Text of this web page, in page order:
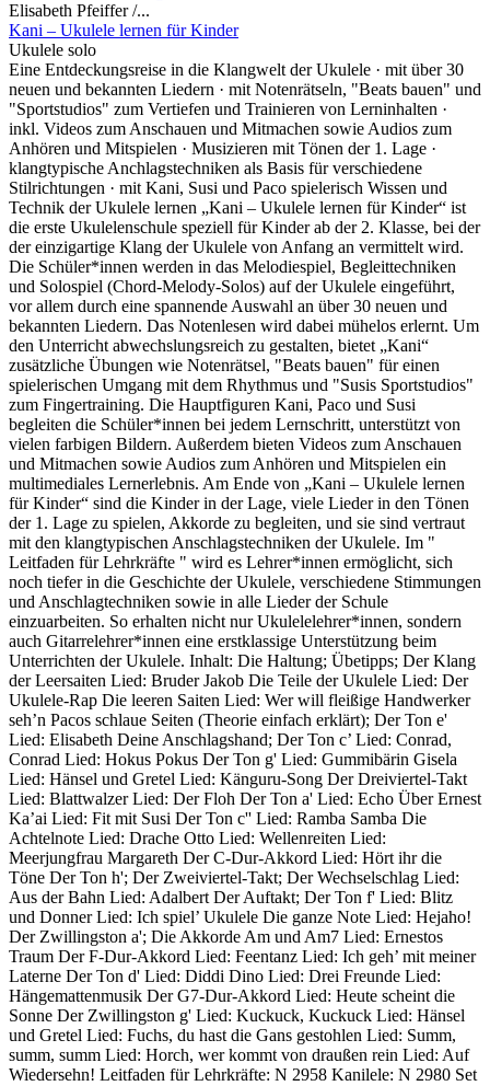
Elisabeth Pfeiffer /...
Kani – Ukulele lernen für Kinder
Ukulele solo
Eine Entdeckungsreise in die Klangwelt der Ukulele · mit über 30
neuen und bekannten Liedern · mit Notenrätseln, "Beats bauen" und
"Sportstudios" zum Vertiefen und Trainieren von Lerninhalten ·
inkl. Videos zum Anschauen und Mitmachen sowie Audios zum
Anhören und Mitspielen · Musizieren mit Tönen der 1. Lage ·
klangtypische Anchlagstechniken als Basis für verschiedene
Stilrichtungen · mit Kani, Susi und Paco spielerisch Wissen und
Technik der Ukulele lernen „Kani – Ukulele lernen für Kinder“ ist
die erste Ukulelenschule speziell für Kinder ab der 2. Klasse, bei der
der einzigartige Klang der Ukulele von Anfang an vermittelt wird.
Die Schüler*innen werden in das Melodiespiel, Begleittechniken
und Solospiel (Chord-Melody-Solos) auf der Ukulele eingeführt,
vor allem durch eine spannende Auswahl an über 30 neuen und
bekannten Liedern. Das Notenlesen wird dabei mühelos erlernt. Um
den Unterricht abwechslungsreich zu gestalten, bietet „Kani“
zusätzliche Übungen wie Notenrätsel, "Beats bauen" für einen
spielerischen Umgang mit dem Rhythmus und "Susis Sportstudios"
zum Fingertraining. Die Hauptfiguren Kani, Paco und Susi
begleiten die Schüler*innen bei jedem Lernschritt, unterstützt von
vielen farbigen Bildern. Außerdem bieten Videos zum Anschauen
und Mitmachen sowie Audios zum Anhören und Mitspielen ein
multimediales Lernerlebnis. Am Ende von „Kani – Ukulele lernen
für Kinder“ sind die Kinder in der Lage, viele Lieder in den Tönen
der 1. Lage zu spielen, Akkorde zu begleiten, und sie sind vertraut
mit den klangtypischen Anschlagstechniken der Ukulele. Im "
Leitfaden für Lehrkräfte " wird es Lehrer*innen ermöglicht, sich
noch tiefer in die Geschichte der Ukulele, verschiedene Stimmungen
und Anschlagtechniken sowie in alle Lieder der Schule
einzuarbeiten. So erhalten nicht nur Ukulelelehrer*innen, sondern
auch Gitarrelehrer*innen eine erstklassige Unterstützung beim
Unterrichten der Ukulele. Inhalt: Die Haltung; Übetipps; Der Klang
der Leersaiten Lied: Bruder Jakob Die Teile der Ukulele Lied: Der
Ukulele-Rap Die leeren Saiten Lied: Wer will fleißige Handwerker
seh’n Pacos schlaue Seiten (Theorie einfach erklärt); Der Ton e'
Lied: Elisabeth Deine Anschlagshand; Der Ton c’ Lied: Conrad,
Conrad Lied: Hokus Pokus Der Ton g' Lied: Gummibärin Gisela
Lied: Hänsel und Gretel Lied: Känguru-Song Der Dreiviertel-Takt
Lied: Blattwalzer Lied: Der Floh Der Ton a' Lied: Echo Über Ernest
Ka’ai Lied: Fit mit Susi Der Ton c'' Lied: Ramba Samba Die
Achtelnote Lied: Drache Otto Lied: Wellenreiten Lied:
Meerjungfrau Margareth Der C-Dur-Akkord Lied: Hört ihr die
Töne Der Ton h'; Der Zweiviertel-Takt; Der Wechselschlag Lied:
Aus der Bahn Lied: Adalbert Der Auftakt; Der Ton f' Lied: Blitz
und Donner Lied: Ich spiel’ Ukulele Die ganze Note Lied: Hejaho!
Der Zwillingston a'; Die Akkorde Am und Am7 Lied: Ernestos
Traum Der F-Dur-Akkord Lied: Feentanz Lied: Ich geh’ mit meiner
Laterne Der Ton d' Lied: Diddi Dino Lied: Drei Freunde Lied:
Hängemattenmusik Der G7-Dur-Akkord Lied: Heute scheint die
Sonne Der Zwillingston g' Lied: Kuckuck, Kuckuck Lied: Hänsel
und Gretel Lied: Fuchs, du hast die Gans gestohlen Lied: Summ,
summ, summ Lied: Horch, wer kommt von draußen rein Lied: Auf
Wiedersehn! Leitfaden für Lehrkräfte: N 2958 Kanilele: N 2980 Set